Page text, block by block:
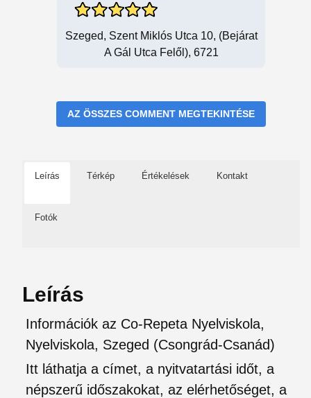
Szeged, Szent Miklós Utca 10, (bejárat
A Gál Utca Felől), 6721
AZ ÖSSZES COMMENT MEGTEKINTÉSE
Leírás Térkép Értékelések Kontakt
Fotók
Leírás
Információk az Co-Repeta Nyelviskola,
Nyelviskola, Szeged (Csongrád-Csanád)
Itt láthatja a címet, a nyitvatartási időt, a
népszerű időszakokat, az elérhetőséget, a